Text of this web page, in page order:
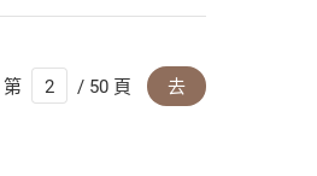
第 / 50 頁 去